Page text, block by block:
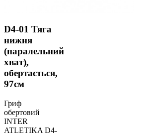
D4-01 Тяга
нижня
(паралельний
хват),
обертається,
97см
Гриф
обертовий
INTER
ATLETIKA D4-